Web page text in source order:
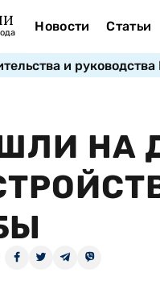
Новости Статьи
и
НА